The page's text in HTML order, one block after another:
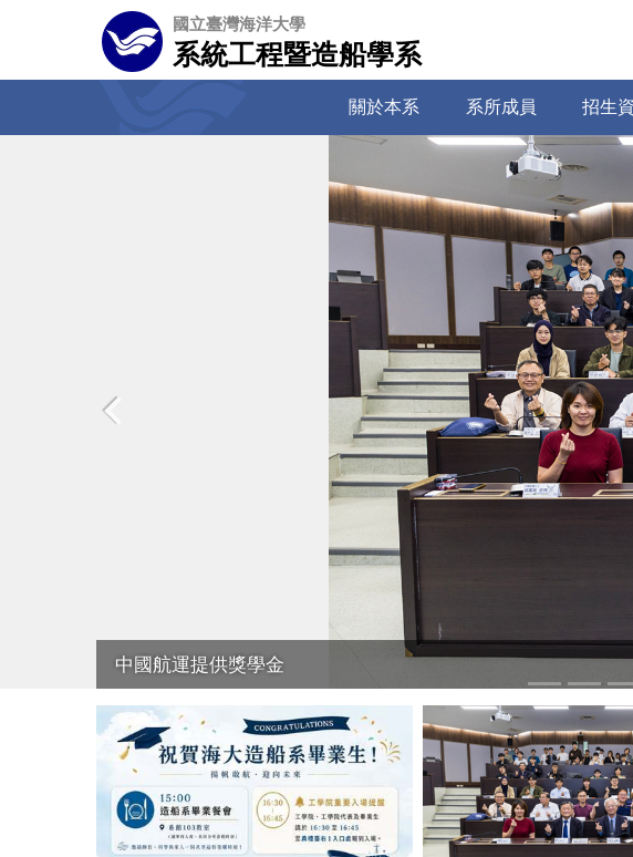
容
國立臺灣海洋大學
系統工程暨造船學系
關於本系 系所成員 招生
振噪中心114年度建教合作績優獎第二名